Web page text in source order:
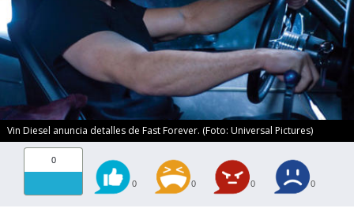
Vin Diesel anuncia detalles de Fast Forever. (Foto: Universal Pictures)
0
0 0 0 0